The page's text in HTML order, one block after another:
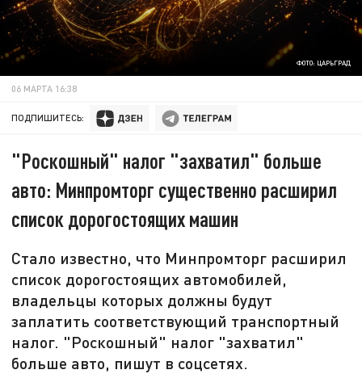
ФОТО: ЦАРЬГРАД
06 МАРТА 16:38
ПОДПИШИТЕСЬ:
"Роскошный" налог "захватил" больше
авто: Минпромторг существенно расширил
список дорогостоящих машин
Стало известно, что Минпромторг расширил
список дорогостоящих автомобилей,
владельцы которых должны будут
заплатить соответствующий транспортный
налог. "Роскошный" налог "захватил"
больше авто, пишут в соцсетях.